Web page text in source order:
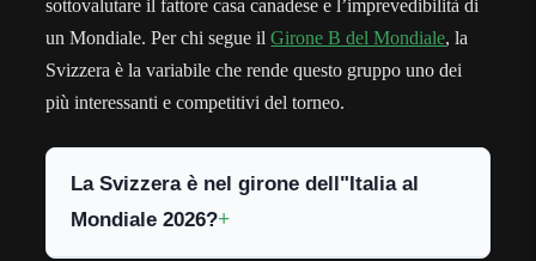
sottovalutare il fattore casa canadese e l’imprevedibilità di
un Mondiale. Per chi segue ilGirone B del Mondiale, la
Svizzera è la variabile che rende questo gruppo uno dei
più interessanti e competitivi del torneo.
La Svizzera è nel girone dell"Italia al
Mondiale 2026?